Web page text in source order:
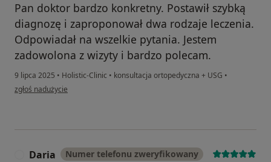
Pan doktor bardzo konkretny. Postawił szybką
diagnozę i zaproponował dwa rodzaje leczenia.
Odpowiadał na wszelkie pytania. Jestem
zadowolona z wizyty i bardzo polecam.
9 lipca 2025 • Holistic-Clinic • konsultacja ortopedyczna + USG •
w opinii użytkownika J. A.
zgłoś nadużycie
Daria Numer telefonu zweryfikowany